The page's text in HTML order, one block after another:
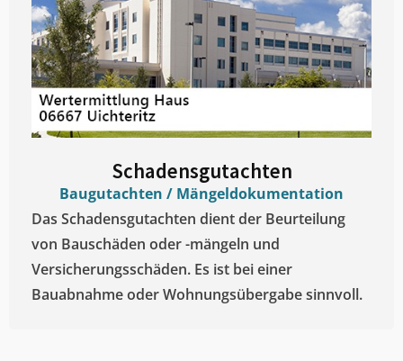
Schadensgutachten
Baugutachten / Mängeldokumentation
Das Schadensgutachten dient der Beurteilung
von Bauschäden oder -mängeln und
Versicherungsschäden. Es ist bei einer
Bauabnahme oder Wohnungsübergabe sinnvoll.